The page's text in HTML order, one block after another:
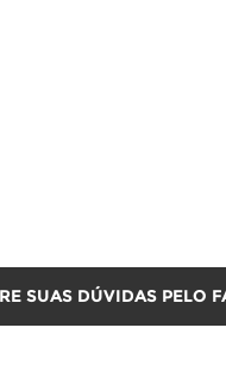
SUAS DÚVIDAS PELO